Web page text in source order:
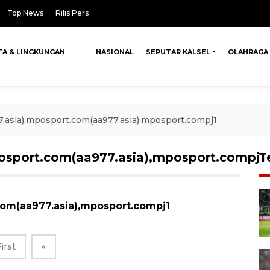
Top News Rilis Pers
& LINGKUNGAN NASIONAL SEPUTAR KALSEL OLAHRAGA
«